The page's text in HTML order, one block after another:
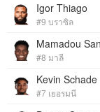
Igor Thiago
#9 บราซิล
Mamadou
#8 มาลี
Kevin Schade
#7 เยอรมนี